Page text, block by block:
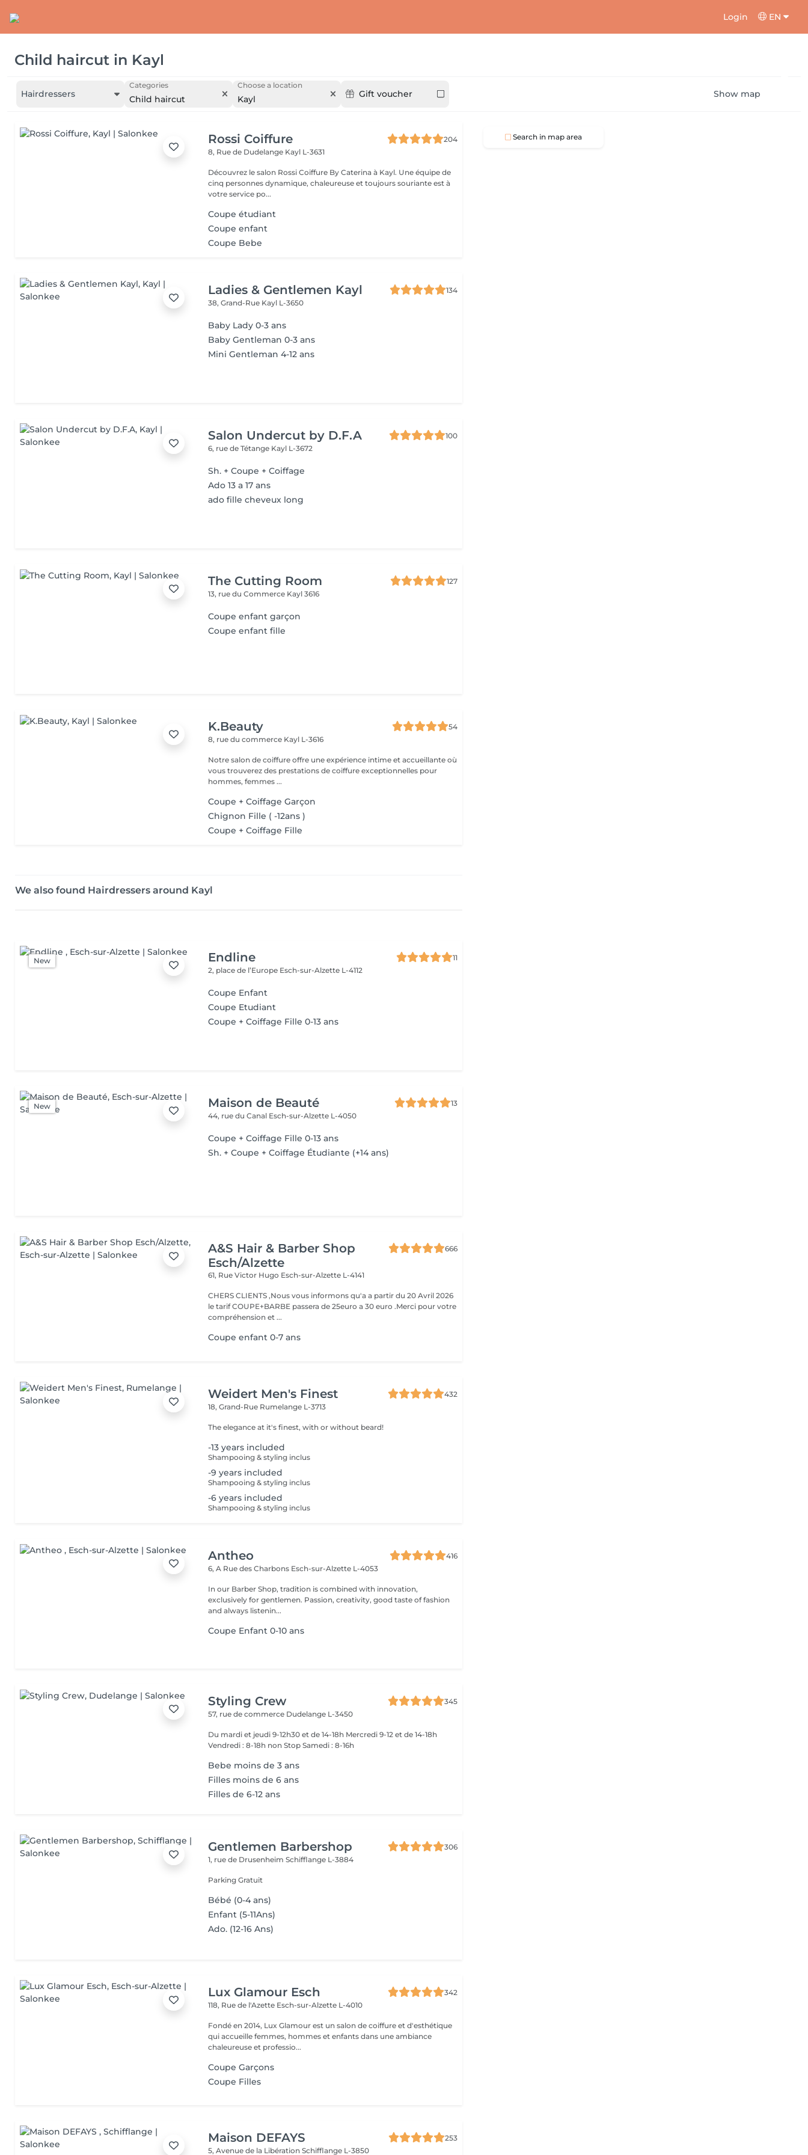
Login EN
Child haircut in Kayl
Hairdressers
Categories
Child haircut
Choose a location
Kayl Gift voucher Show map
Rossi Coiffure
204
8, Rue de Dudelange Kayl L-3631
Découvrez le salon Rossi Coiffure By Caterina à Kayl. Une équipe de
cinq personnes dynamique, chaleureuse et toujours souriante est à
votre service po...
Coupe étudiant
Coupe enfant
Coupe Bebe
Ladies & Gentlemen Kayl
134
38, Grand-Rue Kayl L-3650
Baby Lady 0-3 ans
Baby Gentleman 0-3 ans
Mini Gentleman 4-12 ans
Salon Undercut by D.F.A
100
6, rue de Tétange Kayl L-3672
Sh. + Coupe + Coiffage
Ado 13 a 17 ans
ado fille cheveux long
The Cutting Room
127
13, rue du Commerce Kayl 3616
Coupe enfant garçon
Coupe enfant fille
K.Beauty
54
8, rue du commerce Kayl L-3616
Notre salon de coiffure offre une expérience intime et accueillante où
vous trouverez des prestations de coiffure exceptionnelles pour
hommes, femmes ...
Coupe + Coiffage Garçon
Chignon Fille ( -12ans )
Coupe + Coiffage Fille
We also found Hairdressers around Kayl
New Endline
11
2, place de l’Europe Esch-sur-Alzette L-4112
Coupe Enfant
Coupe Etudiant
Coupe + Coiffage Fille 0-13 ans
New Maison de Beauté
13
44, rue du Canal Esch-sur-Alzette L-4050
Coupe + Coiffage Fille 0-13 ans
Sh. + Coupe + Coiffage Étudiante (+14 ans)
A&S Hair & Barber Shop
Esch/Alzette
666
61, Rue Victor Hugo Esch-sur-Alzette L-4141
CHERS CLIENTS ,Nous vous informons qu'a a partir du 20 Avril 2026
le tarif COUPE+BARBE passera de 25euro a 30 euro .Merci pour votre
compréhension et ...
Coupe enfant 0-7 ans
Weidert Men's Finest
432
18, Grand-Rue Rumelange L-3713
The elegance at it's finest, with or without beard!
-13 years included
Shampooing & styling inclus
-9 years included
Shampooing & styling inclus
-6 years included
Shampooing & styling inclus
Antheo
416
6, A Rue des Charbons Esch-sur-Alzette L-4053
In our Barber Shop, tradition is combined with innovation,
exclusively for gentlemen. Passion, creativity, good taste of fashion
and always listenin...
Coupe Enfant 0-10 ans
Styling Crew
345
57, rue de commerce Dudelange L-3450
Du mardi et jeudi 9-12h30 et de 14-18h Mercredi 9-12 et de 14-18h
Vendredi : 8-18h non Stop Samedi : 8-16h
Bebe moins de 3 ans
Filles moins de 6 ans
Filles de 6-12 ans
Gentlemen Barbershop
306
1, rue de DrusenheimSchifflange L-3884
Parking Gratuit
Bébé (0-4 ans)
Enfant (5-11Ans)
Ado. (12-16 Ans)
Lux Glamour Esch
342
118, Rue de l'Azette Esch-sur-Alzette L-4010
Fondé en 2014, Lux Glamour est un salon de coiffure et d'esthétique
qui accueille femmes, hommes et enfants dans une ambiance
chaleureuse et professio...
Coupe Garçons
Coupe Filles
Maison DEFAYS
253
5, Avenue de la LibérationSchifflange L-3850
Search in map area